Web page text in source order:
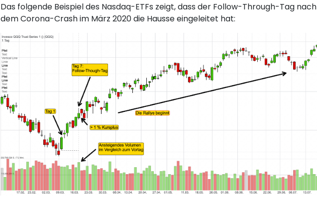
Das folgende Beispiel des Nasdaq-ETFs zeigt, dass der Follow-Through-Tag nach
dem Corona-Crash im März 2020 die Hausse eingeleitet hat: